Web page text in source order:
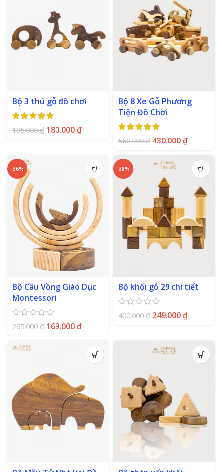
Bộ 3 thú gỗ đồ chơi
195.000₫ 180.000₫
Bộ 8 Xe Gỗ Phương
Tiện Đồ Chơi
560.000₫ 430.000₫
-36%
Bộ Cầu Vồng Giáo Dục
Montessori
265.000₫ 169.000₫
-38%
Bộ khối gỗ 29 chi tiết
400.000₫ 249.000₫